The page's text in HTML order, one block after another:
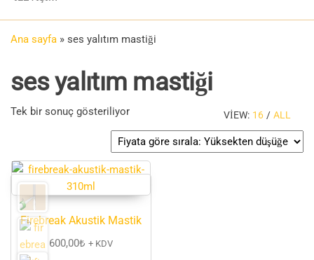
Ana sayfa » ses yalıtım mastiği
ses yalıtım mastiği
VIEW: 16 / ALL
Tek bir sonuç gösteriliyor
Firebreak Akustik Mastik
600,00₺ + KDV